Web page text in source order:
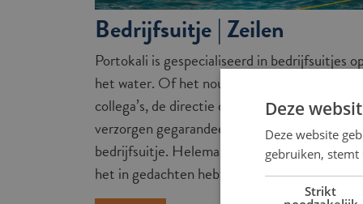
Bedrijfsuitje | Zeilen
Portokali is gespecialiseerd in bedrijfsuitjes
het water. Of het nou voor een klein groepje
collega’s, de directie of het hele bedrijf is: we
verzorgen gegarandeerd een onvergetelijk
bedrijfsuitje. Helemaal op maat, precies zoals
het in gedachten hebt!
Deze
Deze website
gebruiken,
Strikt